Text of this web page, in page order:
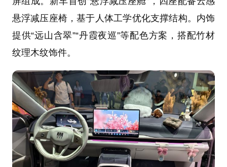
悬浮减压座椅，基于人体工学优化支撑结构。内饰
提供“远山含翠”“丹霞夜巡”等配色方案，搭配竹材
纹理木纹饰件。